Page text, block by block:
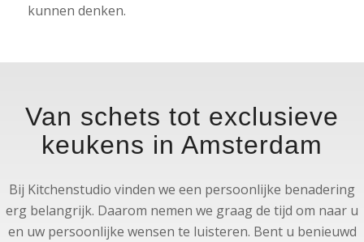
kunnen denken.
Van schets tot exclusieve
keukens in Amsterdam
Bij Kitchenstudio vinden we een persoonlijke benadering
erg belangrijk. Daarom nemen we graag de tijd om naar u
en uw persoonlijke wensen te luisteren. Bent u benieuwd